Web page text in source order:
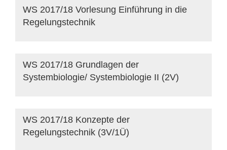
WS 2017/18 Vorlesung Einführung in die
Regelungstechnik
WS 2017/18 Grundlagen der
Systembiologie/ Systembiologie II (2V)
WS 2017/18 Konzepte der
Regelungstechnik (3V/1Ü)